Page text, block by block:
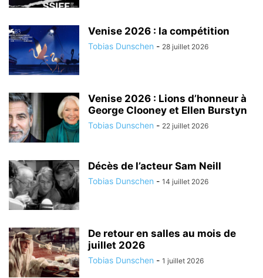
Venise 2026 : la compétition
Tobias Dunschen - 28 juillet 2026
Venise 2026 : Lions d’honneur à
George Clooney et Ellen Burstyn
Tobias Dunschen - 22 juillet 2026
Décès de l’acteur Sam Neill
Tobias Dunschen - 14 juillet 2026
De retour en salles au mois de
juillet 2026
Tobias Dunschen - 1 juillet 2026